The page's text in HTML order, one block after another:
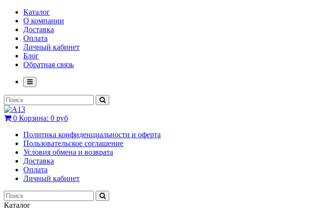
Каталог
О компании
Доставка
Оплата
Личный кабинет
Блог
Обратная связь
0 Корзина: 0 руб
Политика конфиденциальности и оферта
Пользовательское соглашение
Условия обмена и возврата
Доставка
Оплата
Личный кабинет
Каталог